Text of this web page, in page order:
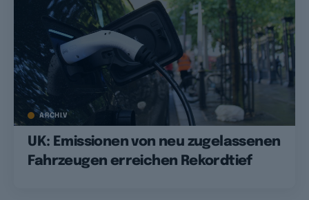
ARCHIV
UK: Emissionen von neu zugelassenen
Fahrzeugen erreichen Rekordtief